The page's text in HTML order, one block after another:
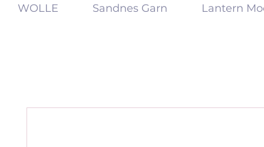
KW
WOLLE Sandnes Garn Lantern